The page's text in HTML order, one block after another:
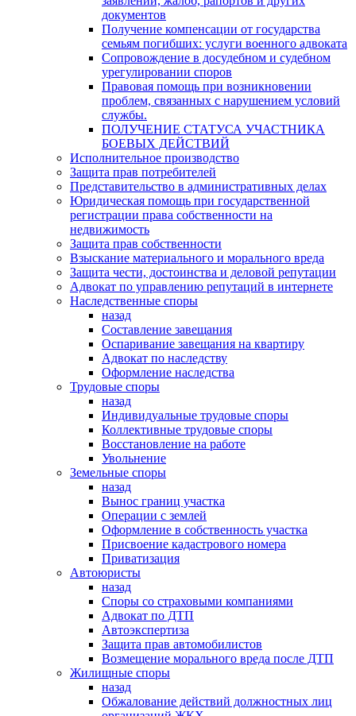
документов
Получение компенсации от государства
семьям погибших: услуги военного адвоката
Сопровождение в досудебном и судебном
урегулировании споров
Правовая помощь при возникновении
проблем, связанных с нарушением условий
службы.
ПОЛУЧЕНИЕ СТАТУСА УЧАСТНИКА
БОЕВЫХ ДЕЙСТВИЙ
Исполнительное производство
Защита прав потребителей
Представительство в административных делах
Юридическая помощь при государственной
регистрации права собственности на
недвижимость
Защита прав собственности
Взыскание материального и морального вреда
Защита чести, достоинства и деловой репутации
Адвокат по управлению репутаций в интернете
Наследственные споры
назад
Составление завещания
Оспаривание завещания на квартиру
Адвокат по наследству
Оформление наследства
Трудовые споры
назад
Индивидуальные трудовые споры
Коллективные трудовые споры
Восстановление на работе
Увольнение
Земельные споры
назад
Вынос границ участка
Операции с землей
Оформление в собственность участка
Присвоение кадастрового номера
Приватизация
Автоюристы
назад
Споры со страховыми компаниями
Адвокат по ДТП
Автоэкспертиза
Защита прав автомобилистов
Возмещение морального вреда после ДТП
Жилищные споры
назад
Обжалование действий должностных лиц